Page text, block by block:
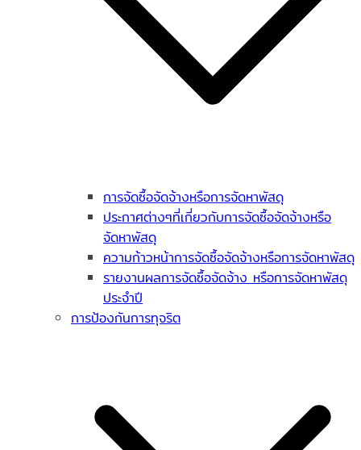
การจัดซื้อจัดจ้างหรือการจัดหาพัสดุ
ประกาศต่างๆที่เกี่ยวกับการจัดซื้อจัดจ้างหรือ
จัดหาพัสดุ
ความก้าวหน้าการจัดซื้อจัดจ้างหรือการจัดหาพัสดุ
รายงานผลการจัดซื้อจัดจ้าง หรือการจัดหาพัสดุ
ประจำปี
การป้องกันการทุจริต